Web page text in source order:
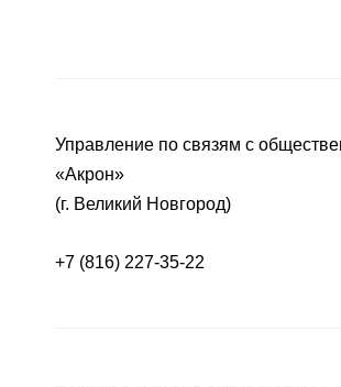
Управление по связям с
«Акрон»
(г. Великий Новгород)
+7 (816) 227-35-22